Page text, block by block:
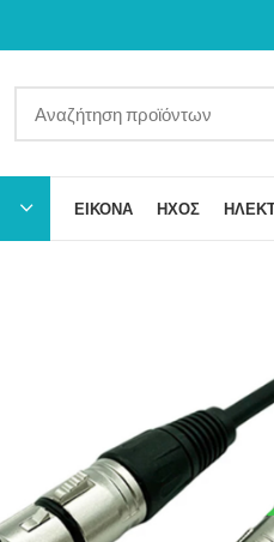
ΕΙΚΟΝΑ ΗΧΟΣ